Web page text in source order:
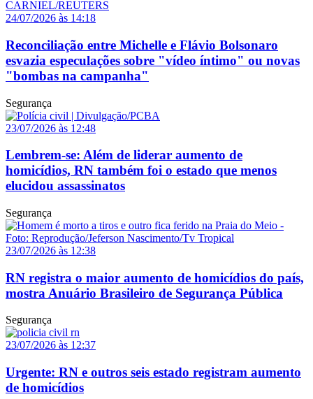
24/07/2026 às 14:18
Reconciliação entre Michelle e Flávio Bolsonaro
esvazia especulações sobre "vídeo íntimo" ou novas
"bombas na campanha"
Segurança
23/07/2026 às 12:48
Lembrem-se: Além de liderar aumento de
homicídios, RN também foi o estado que menos
elucidou assassinatos
Segurança
23/07/2026 às 12:38
RN registra o maior aumento de homicídios do país,
mostra Anuário Brasileiro de Segurança Pública
Segurança
23/07/2026 às 12:37
Urgente: RN e outros seis estado registram aumento
de homicídios